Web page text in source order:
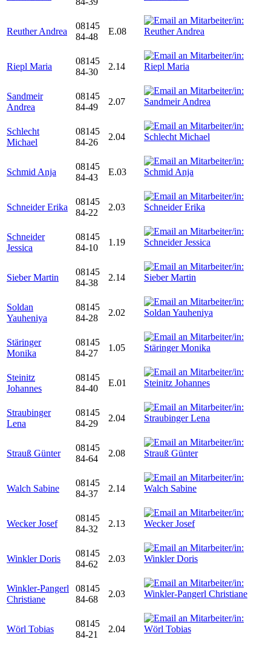
Reuther Andrea
08145
84-48
E.08
Riepl Maria
08145
84-30
2.14
Sandmeir
Andrea
08145
84-49
2.07
Schlecht
Michael
08145
84-26
2.04
Schmid Anja
08145
84-43
E.03
Schneider Erika
08145
84-22
2.03
Schneider
Jessica
08145
84-10
1.19
Sieber Martin
08145
84-38
2.14
Soldan
Yauheniya
08145
84-28
2.02
Stäringer
Monika
08145
84-27
1.05
Steinitz
Johannes
08145
84-40
E.01
Straubinger
Lena
08145
84-29
2.04
Strauß Günter
08145
84-64
2.08
Walch Sabine
08145
84-37
2.14
Wecker Josef
08145
84-32
2.13
Winkler Doris
08145
84-62
2.03
Winkler-Pangerl
Christiane
08145
84-68
2.03
Wörl Tobias
08145
84-21
2.04